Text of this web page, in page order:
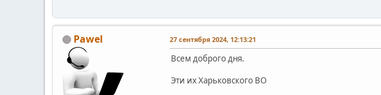
Pawel 27 сентября 2024, 12:13:21
Всем доброго дня.
Эти их Харьковского ВО